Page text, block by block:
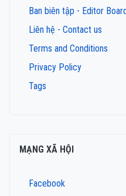
Ban biên tập - Editor Board
Liên hệ - Contact us
Terms and Conditions
Privacy Policy
Tags
MẠNG XÃ HỘI
Facebook